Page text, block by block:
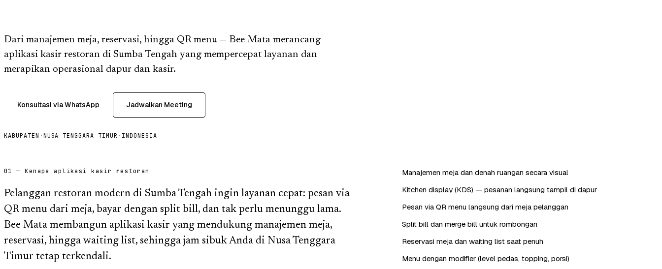
Dari manajemen meja, reservasi, hingga QR menu — Bee Mata merancang
aplikasi kasir restoran di Sumba Tengah yang mempercepat layanan dan
merapikan operasional dapur dan kasir.
Konsultasi via WhatsApp Jadwalkan Meeting
KABUPATEN ·NUSA TENGGARA TIMUR · INDONESIA
01 — Kenapa aplikasi kasir restoran
Pelanggan restoran modern di Sumba Tengah ingin layanan cepat: pesan via
QR menu dari meja, bayar dengan split bill, dan tak perlu menunggu lama.
Bee Mata membangun aplikasi kasir yang mendukung manajemen meja,
reservasi, hingga waiting list, sehingga jam sibuk Anda di Nusa Tenggara
Timur tetap terkendali.
Manajemen meja dan denah ruangan secara visual
Kitchen display (KDS) — pesanan langsung tampil di dapur
Pesan via QR menu langsung dari meja pelanggan
Split bill dan merge bill untuk rombongan
Reservasi meja dan waiting list saat penuh
Menu dengan modifier (level pedas, topping, porsi)